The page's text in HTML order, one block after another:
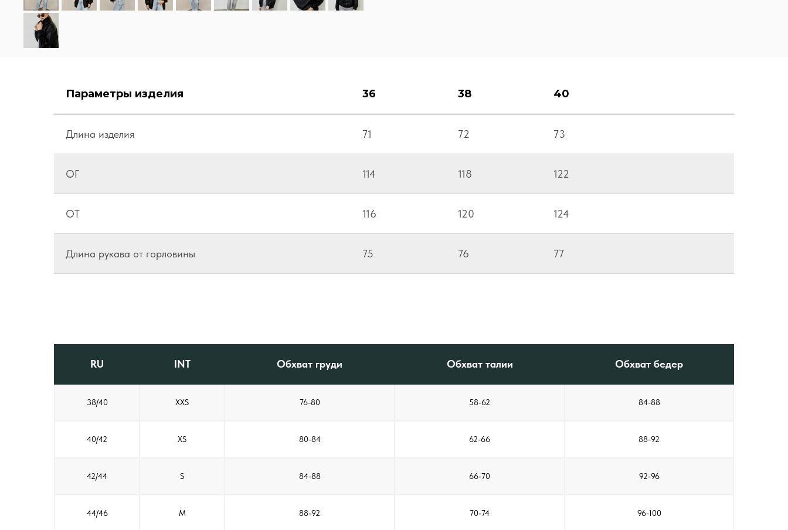
Параметры изделия 36 38 40
Длина изделия 71 72 73
ОГ 114 118 122
ОТ 116 120 124
Длина рукава от горловины 75 76 77
RU INT Обхват груди Обхват талии Обхват бедер
38/40 XXS 76-80 58-62 84-88
40/42 XS 80-84 62-66 88-92
42/44 S 84-88 66-70 92-96
44/46 M 88-92 70-74 96-100